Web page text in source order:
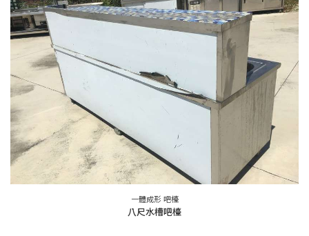
一體成形 吧檯
八尺水槽吧檯